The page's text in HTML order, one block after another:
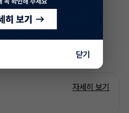
자세히 보기
닫기